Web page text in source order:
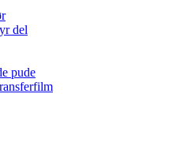
del
pude